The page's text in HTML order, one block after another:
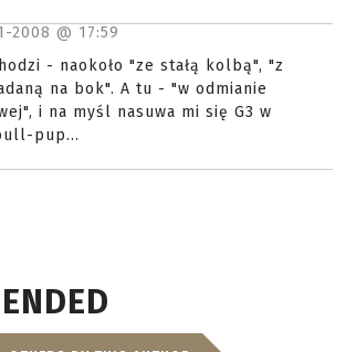
2008 @ 17:59
- naokoło "ze stałą kolbą", "z
na bok". A tu - "w odmianie
i na myśl nasuwa mi się G3 w
pup...